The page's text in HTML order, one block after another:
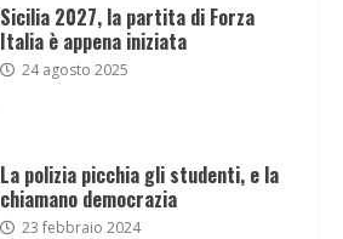
Sicilia 2027, la partita di Forza
Italia è appena iniziata
24 agosto 2025
La polizia picchia gli studenti, e la
chiamano democrazia
23 febbraio 2024